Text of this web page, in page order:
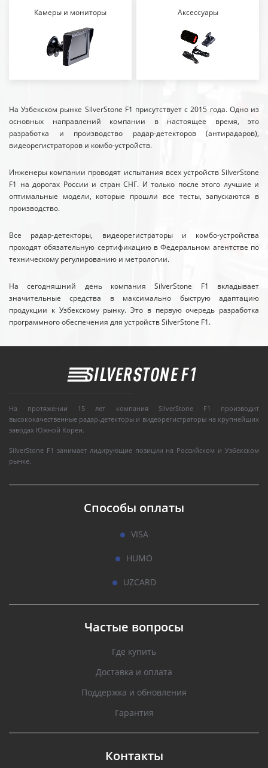
Камеры и мониторы Аксессуары
На Узбекском рынке SilverStone F1 присутствует с 2015 года. Одно из
основных направлений компании в настоящее время, это
разработка и производство радар-детекторов (антирадаров),
видеорегистраторов и комбо-устройств.
Инженеры компании проводят испытания всех устройств SilverStone
F1 на дорогах России и стран СНГ. И только после этого лучшие и
оптимальные модели, которые прошли все тесты, запускаются в
производство.
Все радар-детекторы, видеорегистраторы и комбо-устройства
проходят обязательную сертификацию в Федеральном агентстве по
техническому регулированию и метрологии.
На сегодняшний день компания SilverStone F1 вкладывает
значительные средства в максимально быструю адаптацию
продукции к Узбекскому рынку. Это в первую очередь разработка
программного обеспечения для устройств SilverStone F1.
На протяжении 15 лет компания SilverStone F1 производит
высококачественные радар-детекторы и видеорегистраторы на крупнейших
заводах Южной Кореи.
SilverStone F1 занимает лидирующие позиции на Российском и Узбекском
рынке.
Способы оплаты
VISA
HUMO
UZCARD
Частые вопросы
Где купить
Доставка и оплата
Поддержка и обновления
Гарантия
Контакты